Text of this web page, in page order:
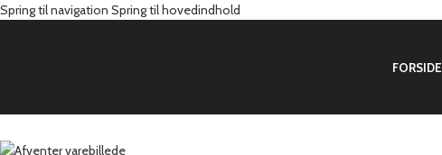
Spring til navigation Spring til hovedindhold
FORSIDE